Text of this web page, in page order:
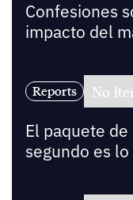
Confesiones
impacto del
Reports No
El paquete
segundo es